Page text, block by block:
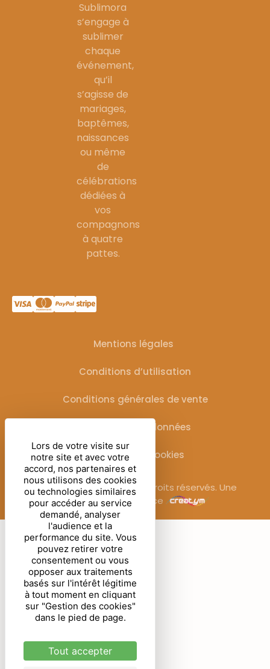
Sublimora
s’engage à
sublimer
chaque
événement,
qu’il
s’agisse de
mariages,
baptêmes,
naissances
ou même
de
célébrations
dédiées à
vos
compagnons
à quatre
pattes.
Mentions légales
Conditions d’utilisation
Conditions générales de vente
Protection des données
Gestion des cookies
© Sublimora – 2025. Tous droits réservés. Une
réalisation de l’agence
Lors de votre visite sur
notre site et avec votre
accord, nos partenaires et
nous utilisons des cookies
ou technologies similaires
pour accéder au service
demandé, analyser
l'audience et la
performance du site. Vous
pouvez retirer votre
consentement ou vous
opposer aux traitements
basés sur l'intérêt légitime
à tout moment en cliquant
sur "Gestion des cookies"
dans le pied de page.
Tout accepter